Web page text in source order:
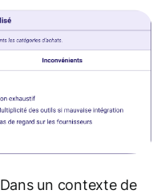
Dans un contexte de